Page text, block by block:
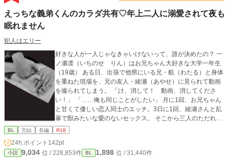
えっちな義弟くんのカラダ共有♡年上二人に溺愛されて夜も
眠れません
犯人はエリー
好きな人が一人じゃなきゃいけないって、誰が決めたの？ 一
ノ瀬凛（いちのせ りん）はお兄ちゃん大好きな大学一年生
（19歳） ある日、出張で他県にいる兄・航（わたる）と身体
を重ねた現場を、兄の友人・綾瀬（あやせ）に見られて動画
を撮られてしまう。 「け、消して！ 動画、消してくださ
い！」 「……俺も同じことがしたい」 月に1回、お兄ちゃん
と甘くて優しい恋人同士のエッチ。3日に1回、綾瀬さんと乱
暴で獣みたいな愛のないセックス。 そこから三人のただれた
関係が始まってしまって……！？ ★表紙画像はGAHAG様か
コンテスト規定にひっかかりそうな未成年が性行為を目撃す
る描写を少し変えました。 ★BOOTHの規制などの世の流れ
BL 完結 長編 R18
24h.ポイント 142pt
小説 9,034 位 / 228,853件 BL 1,898 位 / 31,440件